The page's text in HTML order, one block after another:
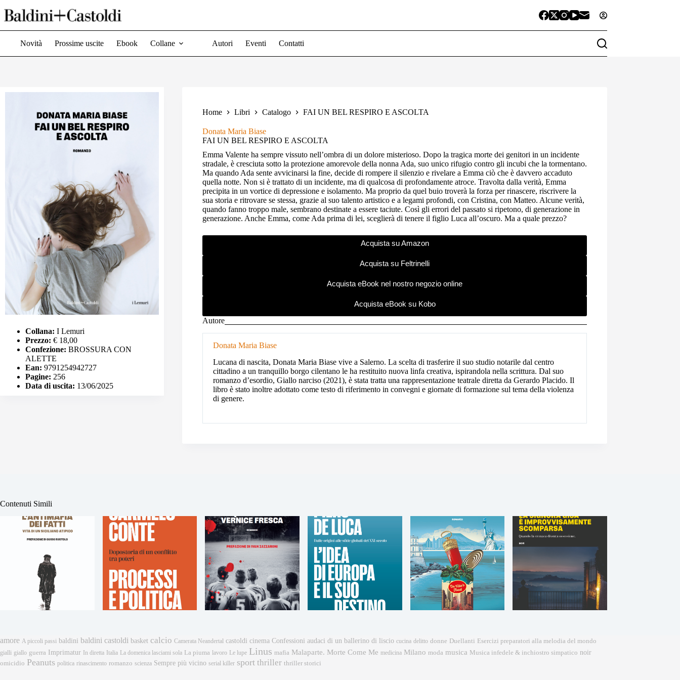
al
contenuto
Novità Prossime uscite Ebook Collane Autori Eventi Contatti
Home Libri Catalogo FAI UN BEL RESPIRO E ASCOLTA
Donata Maria Biase
FAI UN BEL RESPIRO E ASCOLTA
Emma Valente ha sempre vissuto nell’ombra di un dolore misterioso. Dopo la tragica morte dei genitori in un incidente
stradale, è cresciuta sotto la protezione amorevole della nonna Ada, suo unico rifugio contro gli incubi che la tormentano.
Ma quando Ada sente avvicinarsi la fine, decide di rompere il silenzio e rivelare a Emma ciò che è davvero accaduto
quella notte. Non si è trattato di un incidente, ma di qualcosa di profondamente atroce. Travolta dalla verità, Emma
precipita in un vortice di depressione e isolamento. Ma proprio da quel buio troverà la forza per rinascere, riscrivere la
sua storia e ritrovare se stessa, grazie al suo talento artistico e a legami profondi, con Cristina, con Matteo. Alcune verità,
quando fanno troppo male, sembrano destinate a essere taciute. Così gli errori del passato si ripetono, di generazione in
generazione. Anche Emma, come Ada prima di lei, sceglierà di tenere il figlio Luca all’oscuro. Ma a quale prezzo?
Acquista su Amazon
Acquista su Feltrinelli
Acquista eBook nel nostro negozio online
Acquista eBook su Kobo
Autore
Donata Maria Biase
Lucana di nascita, Donata Maria Biase vive a Salerno. La scelta di trasferire il suo studio notarile dal centro
cittadino a un tranquillo borgo cilentano le ha restituito nuova linfa creativa, ispirandola nella scrittura. Dal suo
romanzo d’esordio, Giallo narciso (2021), è stata tratta una rappresentazione teatrale diretta da Gerardo Placido. Il
libro è stato inoltre adottato come testo di riferimento in convegni e giornate di formazione sul tema della violenza
di genere.
Collana: I Lemuri
Prezzo: € 18,00
Confezione: BROSSURA CON
ALETTE
Ean: 9791254942727
Pagine: 256
Data di uscita: 13/06/2025
Contenuti Simili
amore A piccoli passi baldini baldini castoldi basket calcio Camerata Neandertal castoldi cinema Confessioni audaci di un ballerino di liscio cucina delitto donne Duellanti Esercizi preparatori alla melodia del mondo
gialli giallo guerra Imprimatur In diretta Italia La domenica lasciami sola La piuma lavoro Le lupe Linus mafia Malaparte. Morte Come Me medicina Milano moda musica Musica infedele & inchiostro simpatico noir
omicidio Peanuts politica rinascimento romanzo scienza Sempre più vicino serial killer sport thriller thriller storici